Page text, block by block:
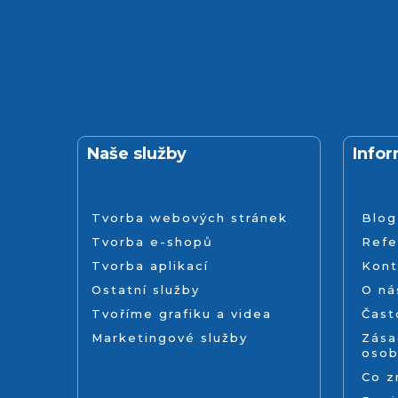
Naše služby
Tvorba webových stránek
Tvorba e-shopů
Tvorba aplikací
Ostatní služby
Tvoříme grafiku a videa
Marketingové služby
Blog
O
Co